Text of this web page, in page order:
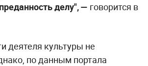
делу", — говорится в
деятеля культуры не
по данным портала